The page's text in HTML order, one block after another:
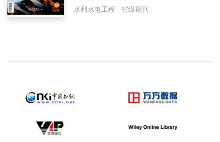
水利水电工程 - 省级期刊